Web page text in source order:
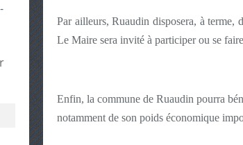
Par ailleurs, Ruaudin disposera, à terme,
Le Maire sera invité à participer ou se
Enfin, la commune de Ruaudin pourra
notamment de son poids économique